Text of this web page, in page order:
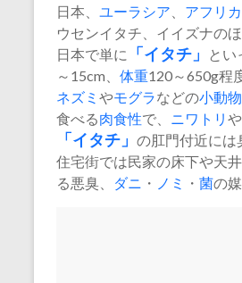
日本、 ユーラシア アフリカ
ウセンイタチ、イイズナのほ
日本で単に
「イタチ」 とい
～15cm、 体重120～650g程
ネズミ やモグラなどの小動物
食べる肉食性で、 ニワトリ や
「イタチ」 の肛門付近には
住宅街では民家の床下や天
る悪臭、
ダニ ・ ノミ ・ 菌の